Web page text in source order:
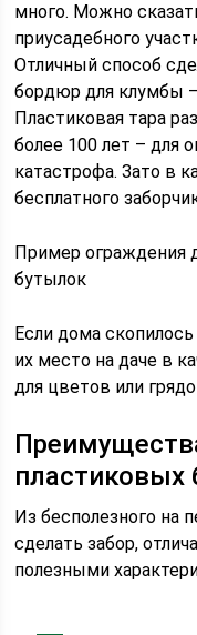
много. Можно
приусадебного
Отличный способ
бордюр для клумбы
Пластиковая тара
более 100 лет – для
катастрофа. Зато в
бесплатного
Пример ограждения
бутылок
Если дома
их место на даче в
для цветов или
пластиковых
Из бесполезного на
сделать забор,
полезными